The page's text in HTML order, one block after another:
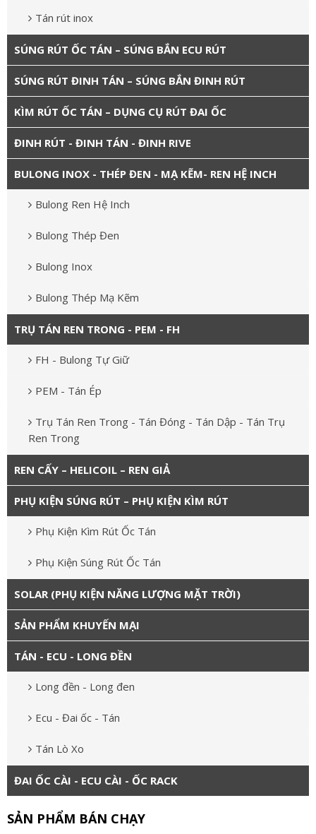
Tán rút inox
SÚNG RÚT ỐC TÁN – SÚNG BẮN ECU RÚT
SÚNG RÚT ĐINH TÁN – SÚNG BẮN ĐINH RÚT
KÌM RÚT ỐC TÁN – DỤNG CỤ RÚT ĐAI ỐC
ĐINH RÚT - ĐINH TÁN - ĐINH RIVE
BULONG INOX - THÉP ĐEN - MẠ KẼM- REN HỆ INCH
Bulong Ren Hệ Inch
Bulong Thép Đen
Bulong Inox
Bulong Thép Mạ Kẽm
TRỤ TÁN REN TRONG - PEM - FH
FH - Bulong Tự Giữ
PEM - Tán Ép
Trụ Tán Ren Trong - Tán Đóng - Tán Dập - Tán Trụ
Ren Trong
REN CẤY – HELICOIL – REN GIẢ
PHỤ KIỆN SÚNG RÚT – PHỤ KIỆN KÌM RÚT
Phụ Kiện Kìm Rút Ốc Tán
Phụ Kiện Súng Rút Ốc Tán
SOLAR (PHỤ KIỆN NĂNG LƯỢNG MẶT TRỜI)
SẢN PHẨM KHUYẾN MẠI
TÁN - ECU - LONG ĐỀN
Long đền - Long đen
Ecu - Đai ốc - Tán
Tán Lò Xo
ĐAI ỐC CÀI - ECU CÀI - ỐC RACK
SẢN PHẨM BÁN CHẠY